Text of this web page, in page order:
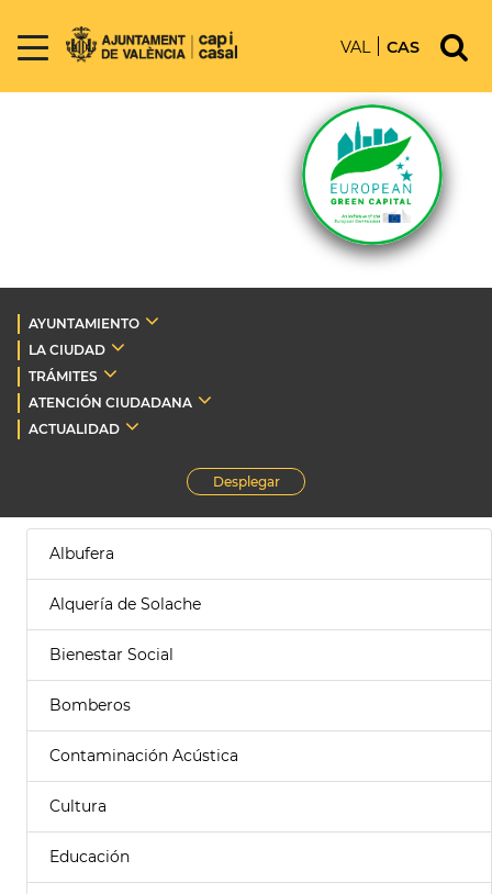
VAL CAS
AYUNTAMIENTO
LA CIUDAD
TRÁMITES
ATENCIÓN CIUDADANA
ACTUALIDAD
Desplegar
Albufera
Alquería de Solache
Bienestar Social
Bomberos
Contaminación Acústica
Cultura
Educación